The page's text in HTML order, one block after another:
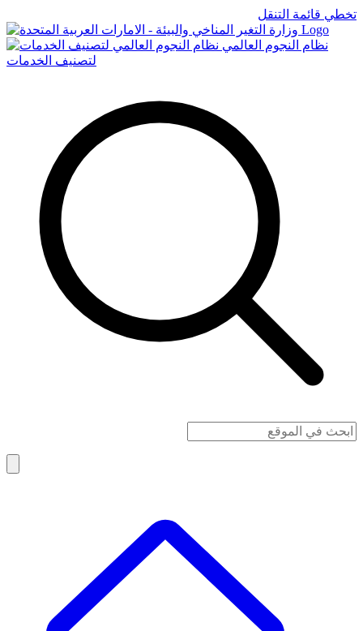
تخطي قائمة التنقل
Logo
نظام النجوم العالمي
لتصنيف الخدمات